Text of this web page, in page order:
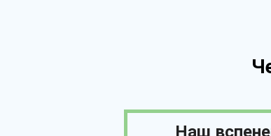
Наш